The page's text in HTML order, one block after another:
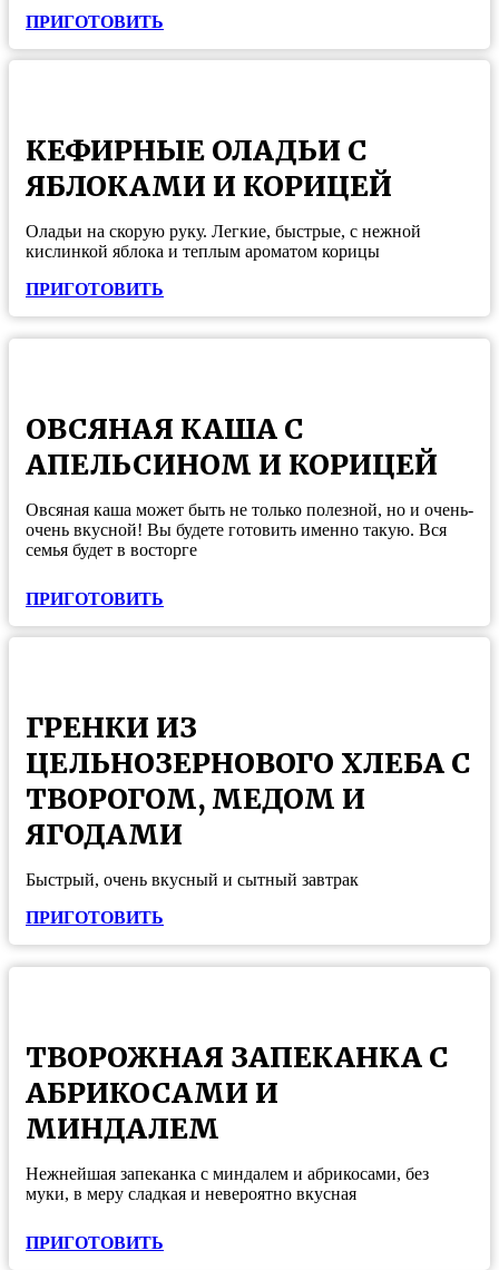
ПРИГОТОВИТЬ
КЕФИРНЫЕ ОЛАДЬИ С
ЯБЛОКАМИ И КОРИЦЕЙ
Оладьи на скорую руку. Легкие, быстрые, с нежной
кислинкой яблока и теплым ароматом корицы
ПРИГОТОВИТЬ
ОВСЯНАЯ КАША С
АПЕЛЬСИНОМ И КОРИЦЕЙ
Овсяная каша может быть не только полезной, но и очень-
очень вкусной! Вы будете готовить именно такую. Вся
семья будет в восторге
ПРИГОТОВИТЬ
ГРЕНКИ ИЗ
ЦЕЛЬНОЗЕРНОВОГО ХЛЕБА С
ТВОРОГОМ, МЕДОМ И
ЯГОДАМИ
Быстрый, очень вкусный и сытный завтрак
ПРИГОТОВИТЬ
ТВОРОЖНАЯ ЗАПЕКАНКА С
АБРИКОСАМИ И
МИНДАЛЕМ
Нежнейшая запеканка с миндалем и абрикосами, без
муки, в меру сладкая и невероятно вкусная
ПРИГОТОВИТЬ